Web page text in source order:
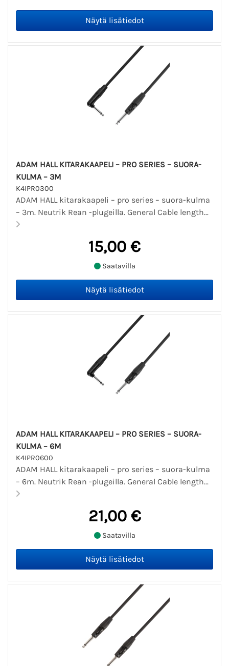
ADAM HALL KITARAKAAPELI – PRO SERIES – SUORA-
KULMA – 3M
K4IPR0300
ADAM HALL kitarakaapeli – pro series – suora-kulma
– 3m. Neutrik Rean -plugeilla. General Cable length...
15,00 €
Saatavilla
ADAM HALL KITARAKAAPELI – PRO SERIES – SUORA-
KULMA – 6M
K4IPR0600
ADAM HALL kitarakaapeli – pro series – suora-kulma
– 6m. Neutrik Rean -plugeilla. General Cable length...
21,00 €
Saatavilla